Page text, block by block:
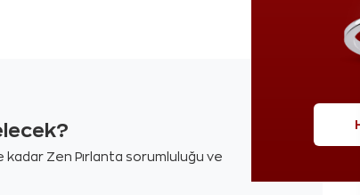
Zen Pırlanta sorumluluğu ve